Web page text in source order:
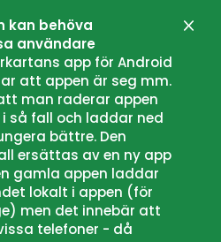
kan behöva
användare
app för Android
att appen är seg mm.
man raderar appen
så fall och laddar ned
bättre. Den
ersättas av en ny app
gamla appen laddar
lokalt i appen (för
men det innebär att
telefoner - då